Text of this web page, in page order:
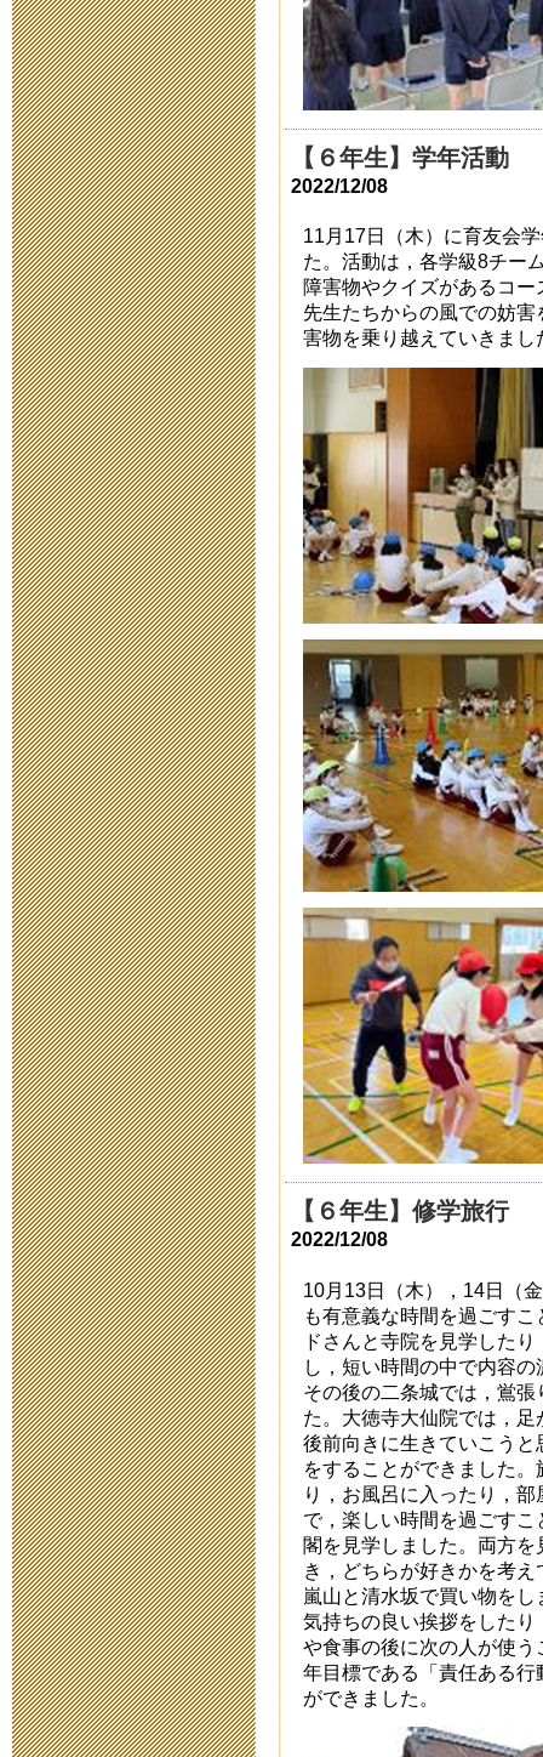
ちゅうでん教
2015年9月 4日
ネットの危険
きること
2015年7月16日
「はぐくみ
2015年7月10日
砂浜の生き
2015年7月 7日
みんなちがっ
2015年7月 7日
第7回 ジュ
み
2015年7月 3日
まいぶん祭
2015年7月 2日
平成２７年度
2015年6月 3日
平成２７年度
2015年5月28日
2015運動会の
2015年5月26日
2015年5月15日
高校生ビブリ
2015年1月31日
子どもの読書
2015年1月31日
厚生部主催
2014年12月 2日
津西高校サイ
【６年生】学年活動
2022/12/08
11月17日（木）に育友会
た。活動は，各学級8チー
障害物やクイズがあるコ
先生たちからの風での妨
害物を乗り越えていきまし
【６年生】修学旅行
2022/12/08
10月13日（木），14日（
も有意義な時間を過ごす
ドさんと寺院を見学した
し，短い時間の中で内容
その後の二条城では，鴬
た。大徳寺大仙院では，
後前向きに生きていこう
をすることができました
り，お風呂に入ったり，
で，楽しい時間を過ごす
閣を見学しました。両方
き，どちらが好きかを考
嵐山と清水坂で買い物を
気持ちの良い挨拶をした
や食事の後に次の人が使
年目標である「責任ある
ができました。